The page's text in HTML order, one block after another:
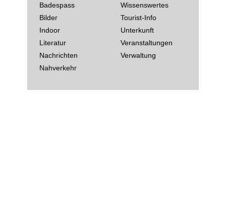
Badespass
Bilder
Indoor
Literatur
Nachrichten
Nahverkehr
Wissenswertes
Tourist-Info
Unterkunft
Veranstaltungen
Verwaltung